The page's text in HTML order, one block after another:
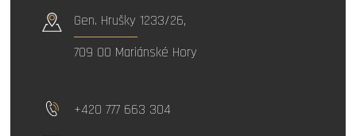
Gen. Hrušky 1233/26,
709 00 Mariánské Hory
+420777 663 304